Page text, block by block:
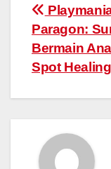
Post
Paragon:
Bermain
Spot Healing